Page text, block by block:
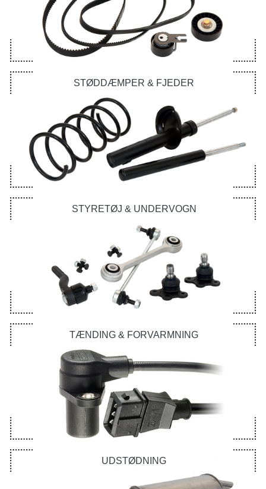
STØDDÆMPER & FJEDER
STYRETØJ & UNDERVOGN
TÆNDING & FORVARMNING
UDSTØDNING